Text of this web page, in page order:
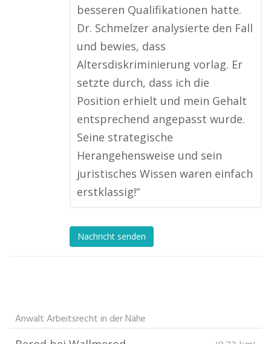
besseren Qualifikationen hatte.
Dr. Schmelzer analysierte den Fall
und bewies, dass
Altersdiskriminierung vorlag. Er
setzte durch, dass ich die
Position erhielt und mein Gehalt
entsprechend angepasst wurde.
Seine strategische
Herangehensweise und sein
juristisches Wissen waren einfach
erstklassig!“
Nachricht senden
Anwalt Arbeitsrecht in der Nähe